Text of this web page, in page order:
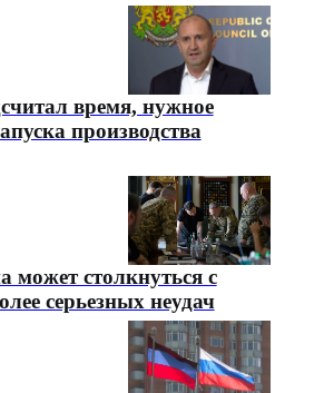
время, нужное
производства
столкнуться с
серьезных неудач